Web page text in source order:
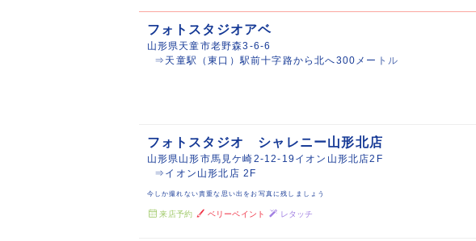
フォトスタジオアベ
山形県天童市老野森3-6-6
⇒天童駅（東口）駅前十字路から北へ300メートル
フォトスタジオ シャレニー山形北店
山形県山形市馬見ケ崎2-12-19イオン山形北店2F
⇒イオン山形北店 2F
今しか撮れない貴重な思い出をお写真に残しましょう
来店予約 ベリーペイント レタッチ